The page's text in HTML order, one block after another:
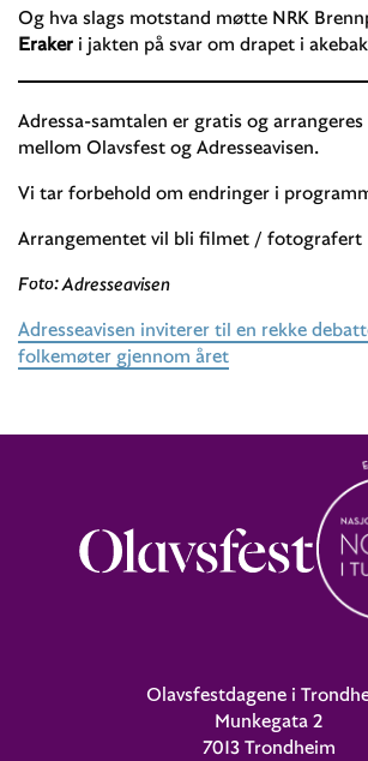
Og hva slags motstand møtte NRK
Eraker i jakten på svar om drapet i
Adressa-samtalen er gratis og
mellom Olavsfest og Adresseavisen.
Vi tar forbehold om endringer i
Arrangementet vil bli filmet / fotografert
Foto: Adresseavisen
Adresseavisen inviterer til en rekke
folkemøter gjennom året
Olavsfestdagene i
Munkegata 2
7013 Trondheim